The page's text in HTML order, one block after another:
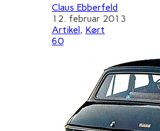
Claus Ebberfeld
12. februar 2013
Artikel, Kørt
60